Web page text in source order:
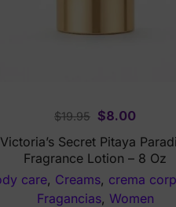
$19.95 Original
price
was:
$8.00Current
price
is:
Victoria’s Secret Pitaya
Fragrance Lotion – 8 Oz
care, Creams, crema
Fragancias, Women